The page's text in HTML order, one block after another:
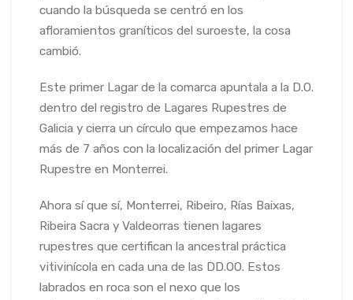
cuando la búsqueda se centró en los
afloramientos graníticos del suroeste, la cosa
cambió.
Este primer Lagar de la comarca apuntala a la D.O.
dentro del registro de Lagares Rupestres de
Galicia y cierra un círculo que empezamos hace
más de 7 años con la localización del primer Lagar
Rupestre en Monterrei.
Ahora sí que sí, Monterrei, Ribeiro, Rías Baixas,
Ribeira Sacra y Valdeorras tienen lagares
rupestres que certifican la ancestral práctica
vitivinícola en cada una de las DD.OO. Estos
labrados en roca son el nexo que los